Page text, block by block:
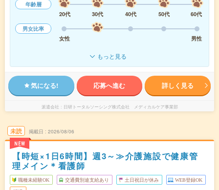
年齢層
20代
30代 40代 50代
60代
男女比率
女性
男性
もっと見る
気になる! 応募へ進む 詳しく見る
派遣会社 日研トータルソーシング株式会社 メディカルケア事業部
未読
NEW
掲載日 2026/08/06
【時短×1日6時間】週3～≫介護施設で健康管
理メイン＊看護師
職種未経験OK 交通費別途支給あり 土日祝日が休み WEB登録OK